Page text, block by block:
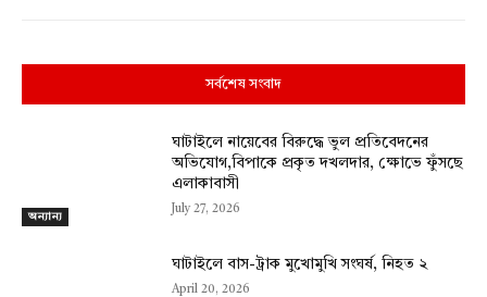
সর্বশেষ সংবাদ
অন্যান্য
ঘাটাইলে নায়েবের বিরুদ্ধে ভুল প্রতিবেদনের
অভিযোগ,বিপাকে প্রকৃত দখলদার, ক্ষোভে ফুঁসছে
এলাকাবাসী
July 27, 2026
ঘাটাইলে বাস-ট্রাক মুখোমুখি সংঘর্ষ, নিহত ২
April 20, 2026